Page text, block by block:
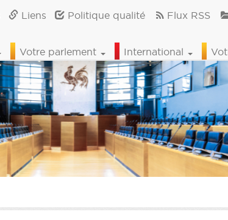
Liens Politique qualité Flux RSS
Votre parlement International